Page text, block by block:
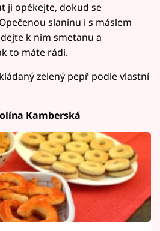
ji opékejte, dokud se
slaninu i s máslem
k nim smetanu a
to máte rádi.
zelený pepř podle vlastní
Kamberská